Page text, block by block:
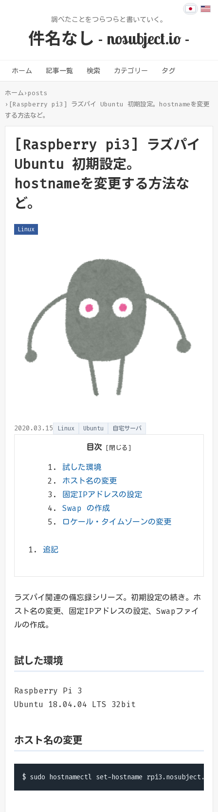
調べたことをつらつらと書いていく。
件名なし - nosubject.io -
ホーム 記事一覧 検索 カテゴリー タグ
ホーム› posts
› [Raspberry pi3] ラズパイ Ubuntu 初期設定。hostnameを変更
する方法など。
[Raspberry pi3] ラズパイ
Ubuntu 初期設定。
hostnameを変更する方法な
ど。
Linux
2020.03.15 Linux Ubuntu 自宅サーバ
目次
試した環境
ホスト名の変更
固定IPアドレスの設定
Swap の作成
ロケール・タイムゾーンの変更
追記
ラズパイ関連の備忘録シリーズ。初期設定の続き。ホ
スト名の変更、固定IPアドレスの設定、Swapファイ
ルの作成。
試した環境
Raspberry Pi 3
Ubuntu 18.04.04 LTS 32bit
ホスト名の変更
$ sudo hostnamectl set-hostname rpi3.nosubject.io